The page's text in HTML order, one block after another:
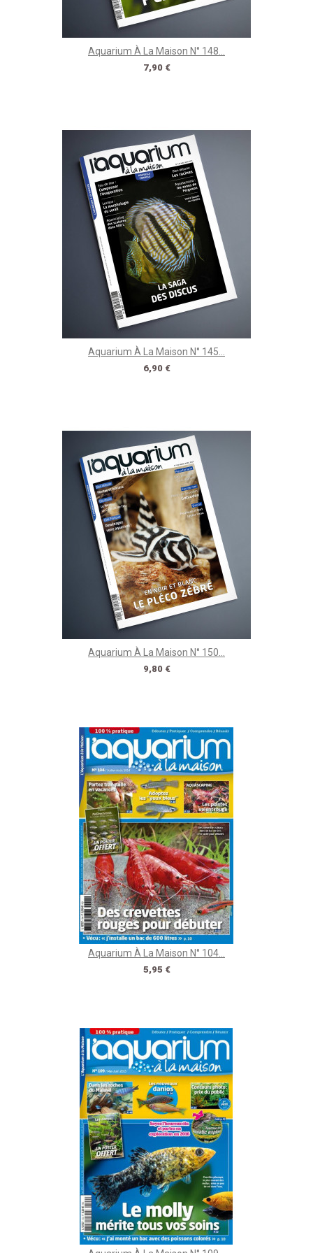
Aquarium À La Maison N° 148...
Prix
7,90 €
Aquarium À La Maison N° 145...
Prix
6,90 €
Aquarium À La Maison N° 150...
Prix
9,80 €
Aquarium À La Maison N° 104...
Prix
5,95 €